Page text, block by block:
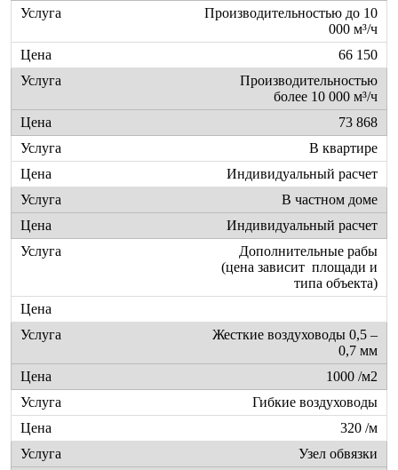
Производительностью до 10
000 м³/ч
66 150
Производительностью
более 10 000 м³/ч
73 868
В квартире
Индивидуальный расчет
В частном доме
Индивидуальный расчет
Дополнительные рабы
(цена зависит площади и
типа объекта)
Жесткие воздуховоды 0,5 –
0,7 мм
1000 /м2
Гибкие воздуховоды
320 /м
Узел обвязки